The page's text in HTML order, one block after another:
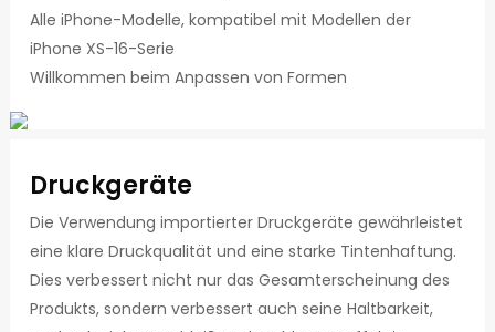
Alle iPhone-Modelle, kompatibel mit Modellen der
iPhone XS-16-Serie
Willkommen beim Anpassen von Formen
Druckgeräte
Die Verwendung importierter Druckgeräte gewährleistet
eine klare Druckqualität und eine starke Tintenhaftung.
Dies verbessert nicht nur das Gesamterscheinung des
Produkts, sondern verbessert auch seine Haltbarkeit,